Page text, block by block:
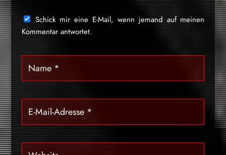
Schick mir eine E-Mail, wenn jemand auf meinen
Kommentar antwortet.